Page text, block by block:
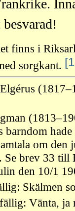
finns i
sorgkant.
barndom
om
brev 33 till
den 10/1
Skälmen
Vänta, ja